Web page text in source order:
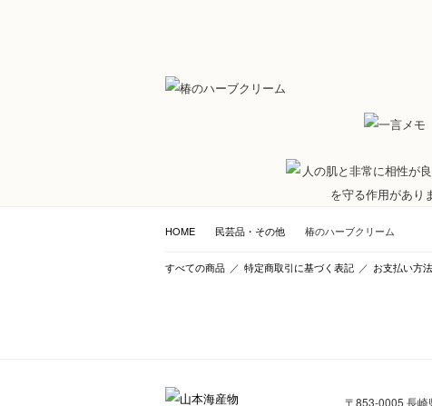
HOME 民芸品・その他 椿のハーブクリーム
すべての商品 ／ 特定商取引に基づく表記 ／ お支払い方法
〒853-0005 長